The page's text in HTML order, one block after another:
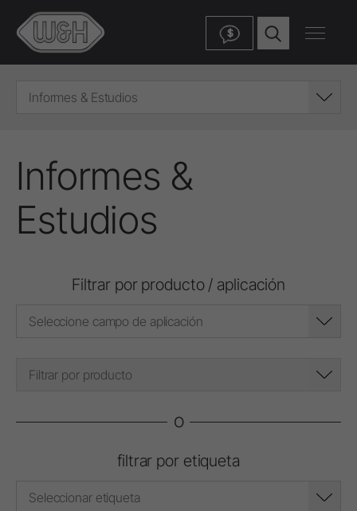
$
Informes & Estudios
Informes &
Estudios
Filtrar por producto / aplicación
Seleccione campo de aplicación
Filtrar por producto
o
filtrar por etiqueta
Seleccionar etiqueta